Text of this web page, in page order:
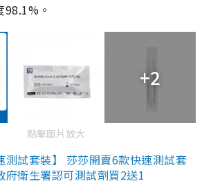
。
+2
點擊圖片放大
測試套裝】 莎莎開賣6款快速測試套
府衛生署認可測試劑買2送1